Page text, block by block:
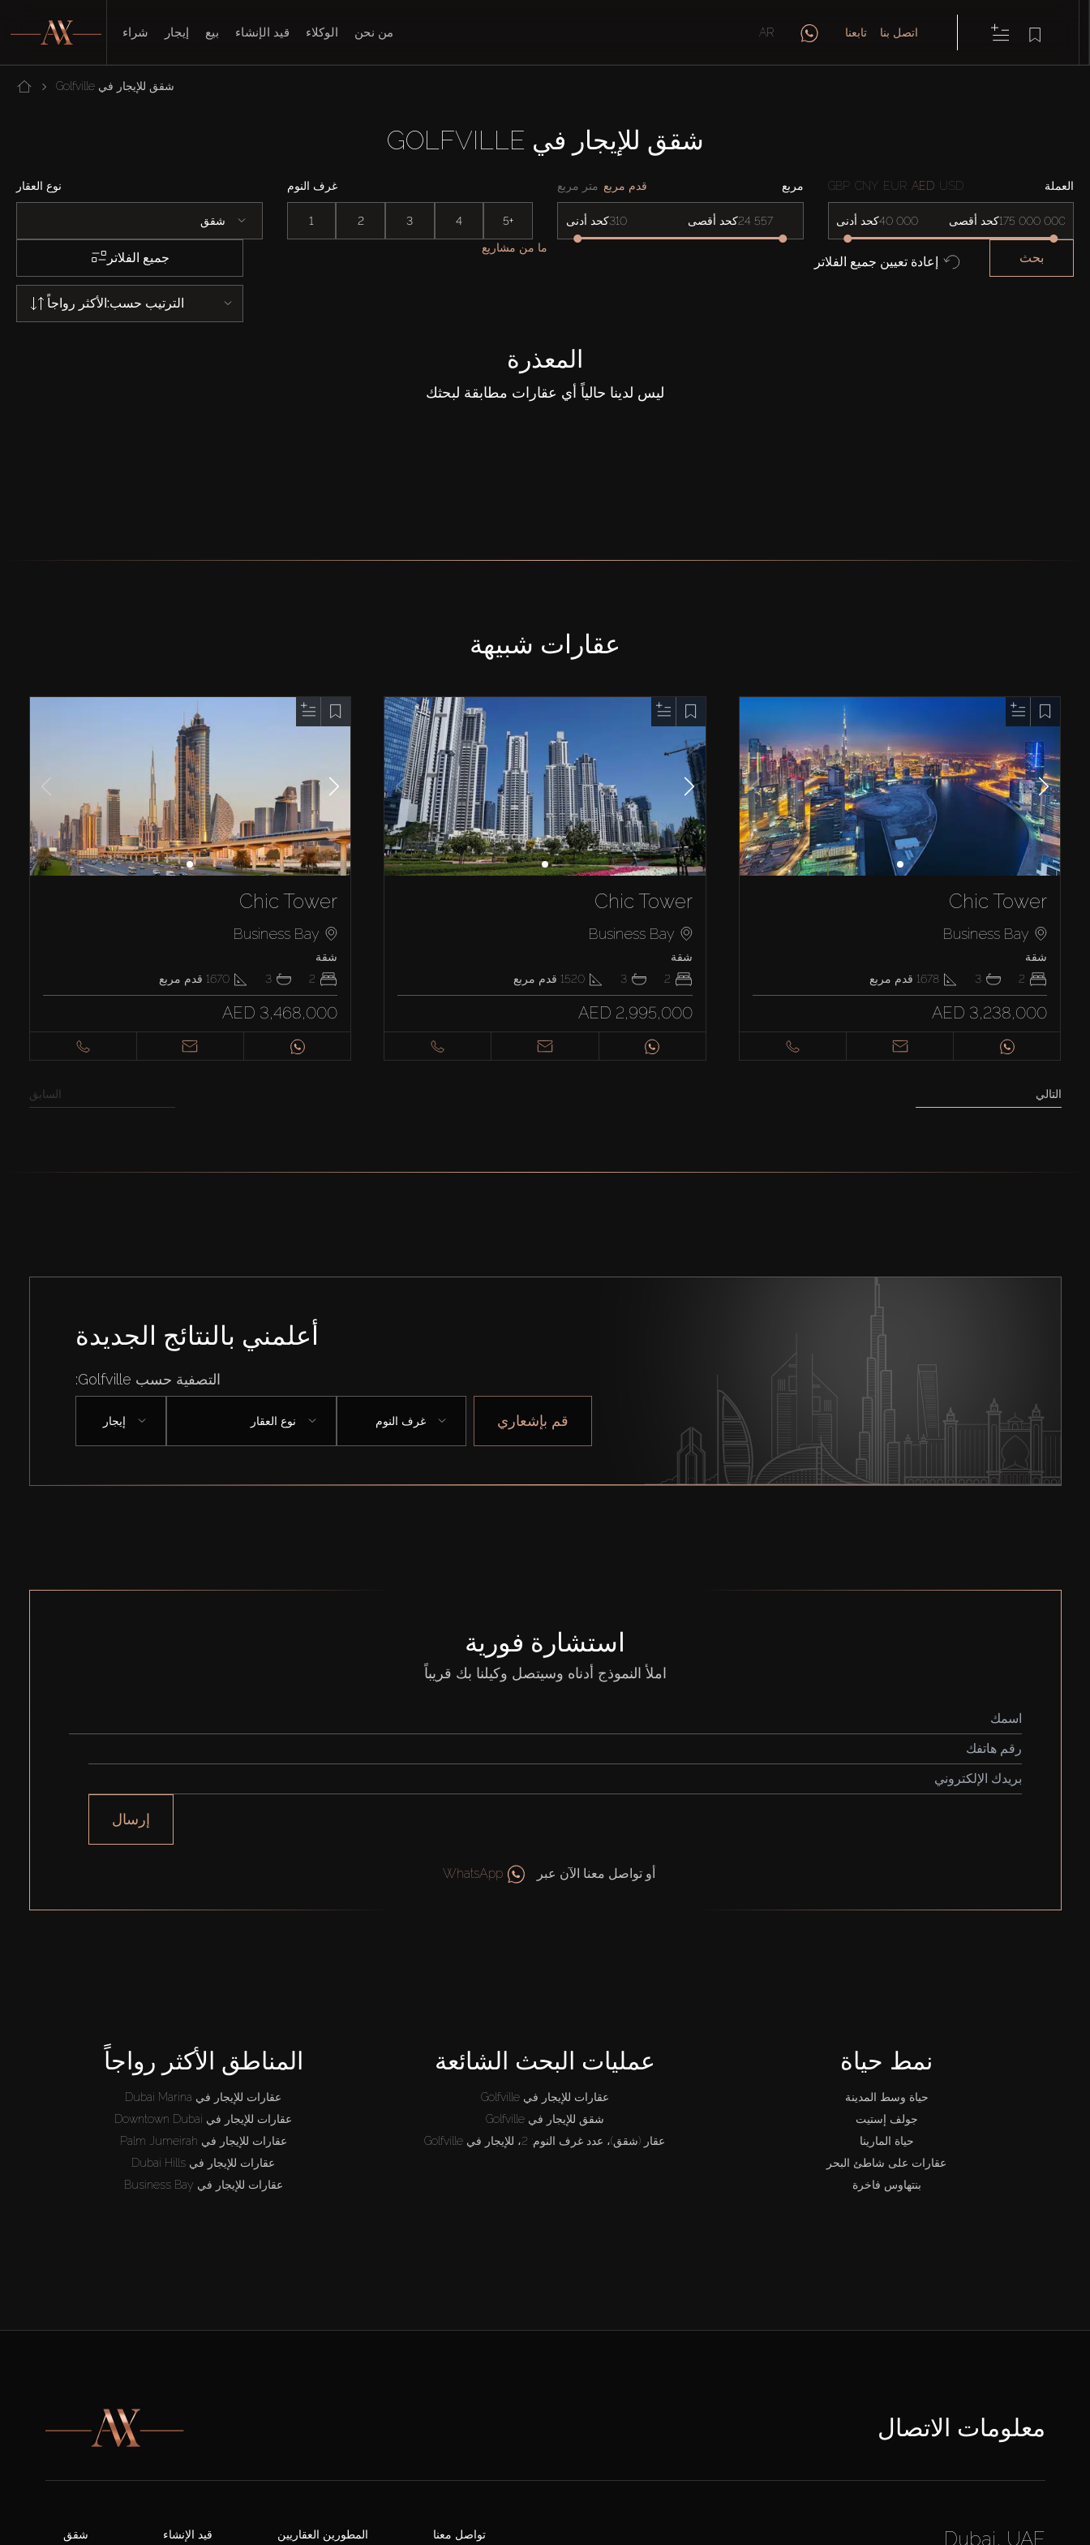
شراء إيجار بيع قيد الإنشاء الوكلاء من نحن AR تابعنا اتصل بنا
شقق للإيجار في Golfville
شقق للإيجار في GOLFVILLE
نوع العقار
شقق
غرف النوم
1 2 3 4 5+
مربع متر مربع قدم مربع
كحد أدنى كحد أقصى
العملة GBP CNY EUR AED USD
كحد أدنى كحد أقصى
جميع الفلاتر
ما من مشاريع
إعادة تعيين جميع الفلاتر بحث
الأكثر رواجاًالترتيب حسب:
المعذرة
ليس لدينا حالياً أي عقارات مطابقة لبحثك
عقارات شبيهة
Chic Tower
Business Bay
شقة
2
3
1670 قدم مربع
AED 3,468,000
Chic Tower
Business Bay
شقة
2
3
1520 قدم مربع
AED 2,995,000
Chic Tower
Business Bay
شقة
2
3
1678 قدم مربع
AED 3,238,000
السابق التالي
أعلمني بالنتائج الجديدة
التصفية حسب Golfville:
إيجار نوع العقار غرف النوم قم بإشعاري
استشارة فورية
املأ النموذج أدناه وسيتصل وكيلنا بك قريباً
إرسال
أو تواصل معنا الآن عبر WhatsApp
المناطق الأكثر رواجاً
عقارات للإيجار في Dubai Marina
عقارات للإيجار في Downtown Dubai
عقارات للإيجار في Palm Jumeirah
عقارات للإيجار في Dubai Hills
عقارات للإيجار في Business Bay
عمليات البحث الشائعة
عقارات للإيجار في Golfville
شقق للإيجار في Golfville
عقار (شقق)، عدد غرف النوم: 2، للإيجار في Golfville
نمط حياة
حياة وسط المدينة
جولف إستيت
حياة المارينا
عقارات على شاطئ البحر
بنتهاوس فاخرة
معلومات الاتصال
شقق قيد الإنشاء المطورين العقاريين تواصل معنا Dubai, UAE